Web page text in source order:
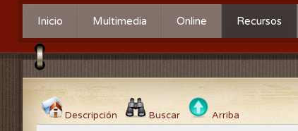
Inicio Multimedia Online Recursos
Descripción Buscar Arriba